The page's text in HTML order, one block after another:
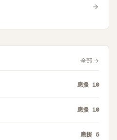
全部 →
應援 10
應援 10
應援 5